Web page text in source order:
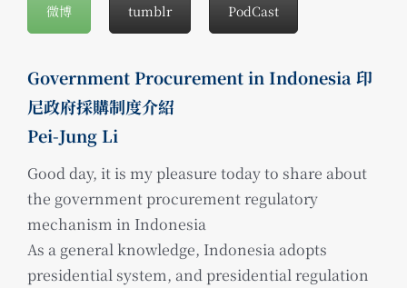
微博 tumblr PodCast
Government Procurement in Indonesia 印
尼政府採購制度介紹
Pei-Jung Li
Good day, it is my pleasure today to share about
the government procurement regulatory
mechanism in Indonesia
As a general knowledge, Indonesia adopts
presidential system, and presidential regulation